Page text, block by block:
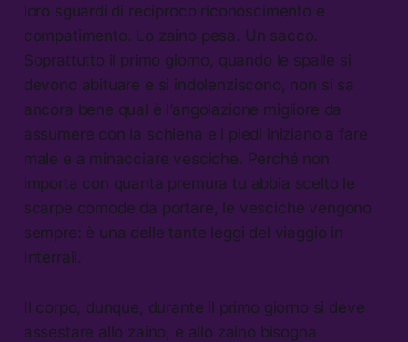
loro sguardi di reciproco riconoscimento e
compatimento. Lo zaino pesa. Un sacco.
Soprattutto il primo giorno, quando le spalle si
devono abituare e si indolenziscono, non si sa
ancora bene qual è l’angolazione migliore da
assumere con la schiena e i piedi iniziano a fare
male e a minacciare vesciche. Perché non
importa con quanta premura tu abbia scelto le
scarpe comode da portare, le vesciche vengono
sempre: è una delle tante leggi del viaggio in
Interrail.
Il corpo, dunque, durante il primo giorno si deve
assestare allo zaino, e allo zaino bisogna